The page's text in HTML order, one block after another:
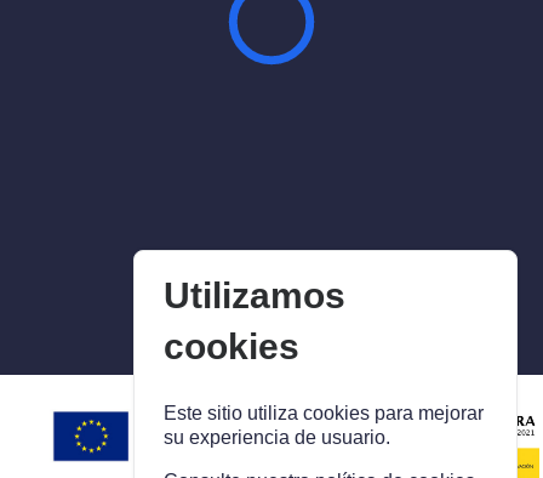
Utilizamos
cookies
Este sitio utiliza cookies para mejorar
su experiencia de usuario.